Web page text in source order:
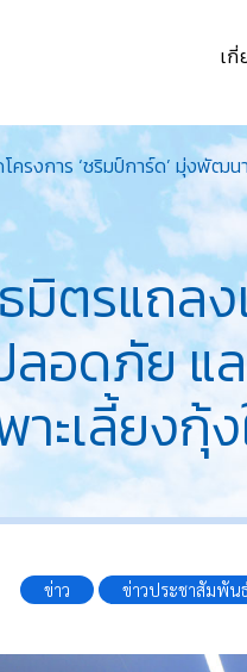
เ
ครงการ ‘ชริมป์การ์ด’ มุ่งพัฒ
มิตรแถล
อดภัย แ
ะเลี้ยงกุ้
ข่าว ข่าวประชาสัมพัน